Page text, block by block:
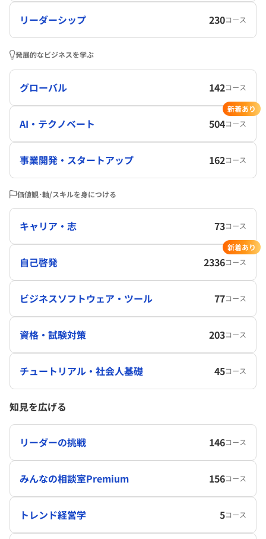
リーダーシップ 230コース
発展的なビジネスを学ぶ
グローバル 142コース
AI・テクノベート 504コース
新着あり
事業開発・スタートアップ 162コース
価値観･軸/スキルを身につける
キャリア・志 73コース
自己啓発 2336コース
新着あり
ビジネスソフトウェア・ツール 77コース
資格・試験対策 203コース
チュートリアル・社会人基礎 45コース
知見を広げる
リーダーの挑戦 146コース
みんなの相談室Premium 156コース
トレンド経営学 5コース